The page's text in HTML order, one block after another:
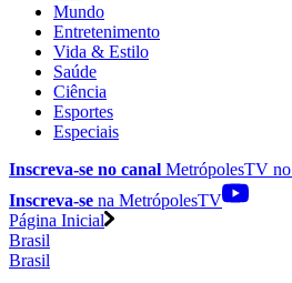
Mundo
Entretenimento
Vida & Estilo
Saúde
Ciência
Esportes
Especiais
Inscreva-se no canal MetrópolesTV no
Inscreva-se na MetrópolesTV
Página Inicial
Brasil
Brasil